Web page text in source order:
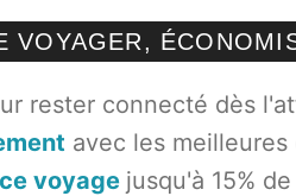
VOYAGER,
rester connecté dès
avec les meilleures
voyage jusqu'à 15%